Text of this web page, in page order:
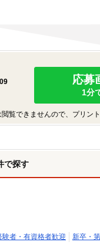
応募
1分
覧できませんので、プリン
で探す
験者・有資格者歓迎 新卒・